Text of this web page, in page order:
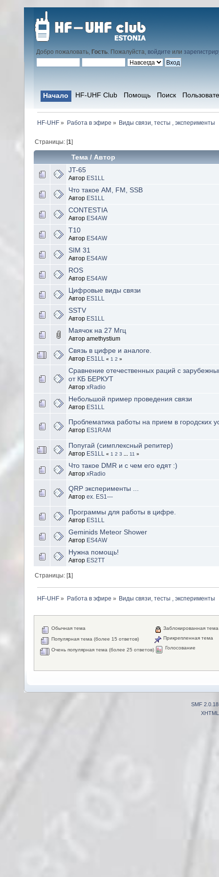
Добро пожаловать, Гость. Пожалуйста, войдите или
Начало HF-UHF Club Помощь Поиск
HF-UHF» Работа в эфире » Виды связи, тесты , эксперименты
Страницы: [1]
Тема/ Автор
JT-65
Автор ES1LL
Что такое AM, FM, SSB
Автор ES1LL
CONTESTIA
Автор ES4AW
T10
Автор ES4AW
SIM 31
Автор ES4AW
ROS
Автор ES4AW
Цифровые виды связи
Автор ES1LL
SSTV
Автор ES1LL
Маячок на 27 Мгц
Автор amethystium
Связь в цифре и аналоге.
Автор ES1LL « 1 2 »
Сравнение отечественных раций с
от КБ БЕРКУТ
Автор xRadio
Небольшой пример проведения связи
Автор ES1LL
Проблематика работы на прием в городских
Автор ES1RAM
Попугай (симплексный репитер)
Автор ES1LL « 1 2 3 ... 11 »
Что такое DMR и с чем его едят :)
Автор xRadio
QRP эксперименты ...
Автор ex. ES1---
Программы для работы в цифре.
Автор ES1LL
Geminids Meteor Shower
Автор ES4AW
Нужна помощь!
Автор ES2TT
Страницы: [1]
HF-UHF» Работа в эфире » Виды связи, тесты , эксперименты
Обычная тема
Популярная тема (более 15 ответов)
Очень популярная тема (более 25 ответов)
Заблокированная тема
Прикрепленная тема
Голосование
SMF 2.0.18
XHTML